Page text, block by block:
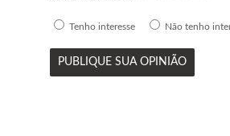
Tenho interesse Não tenho
PUBLIQUE SUA OPINIÃO